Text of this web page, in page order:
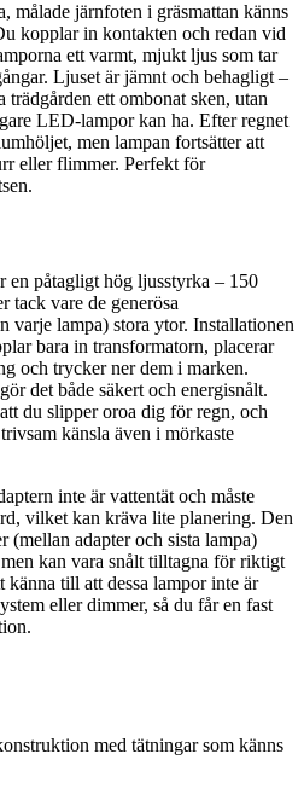
målade järnfoten i gräsmattan känns
kopplar in kontakten och redan vid
ett varmt, mjukt ljus som tar
Ljuset är jämnt och behagligt –
ett ombonat sken, utan
LED-lampor kan ha. Efter regnet
men lampan fortsätter att
eller flimmer. Perfekt för
en påtagligt hög ljusstyrka – 150
tack vare de generösa
varje lampa) stora ytor. Installationen
bara in transformatorn, placerar
och trycker ner dem i marken.
det både säkert och energisnålt.
du slipper oroa dig för regn, och
känsla även i mörkaste
inte är vattentät och måste
vilket kan kräva lite planering. Den
(mellan adapter och sista lampa)
kan vara snålt tilltagna för riktigt
känna till att dessa lampor inte är
eller dimmer, så du får en fast
med tätningar som känns